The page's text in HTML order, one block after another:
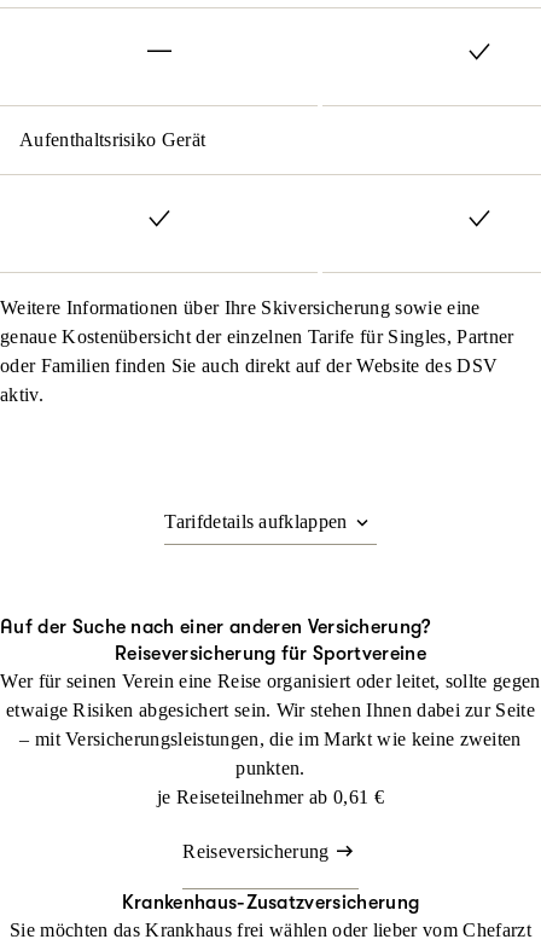
Aufenthaltsrisiko Gerät
Weitere Informationen über Ihre Skiversicherung sowie eine
genaue Kostenübersicht der einzelnen Tarife für Singles, Partner
oder Familien finden Sie auch direkt auf der Website des DSV
aktiv.
Auf der Suche nach einer anderen Versicherung?
Reiseversicherung für Sportvereine
Wer für seinen Verein eine Reise organisiert oder leitet, sollte gegen
etwaige Risiken abgesichert sein. Wir stehen Ihnen dabei zur Seite
– mit Versicherungsleistungen, die im Markt wie keine zweiten
punkten.
je Reiseteilnehmer ab 0,61 €
Reiseversicherung
Krankenhaus-Zusatzversicherung
Sie möchten das Krankhaus frei wählen oder lieber vom Chefarzt